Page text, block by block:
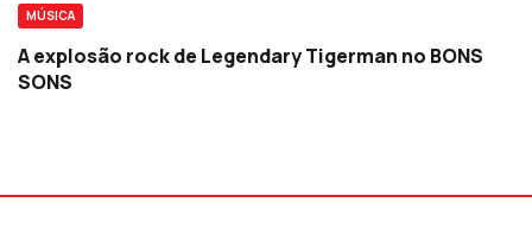
MÚSICA
A explosão rock de Legendary Tigerman no BONS
SONS